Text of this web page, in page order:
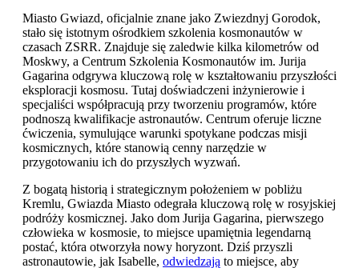
Miasto Gwiazd, oficjalnie znane jako Zwiezdnyj Gorodok,
stało się istotnym ośrodkiem szkolenia kosmonautów w
czasach ZSRR. Znajduje się zaledwie kilka kilometrów od
Moskwy, a Centrum Szkolenia Kosmonautów im. Jurija
Gagarina odgrywa kluczową rolę w kształtowaniu przyszłości
eksploracji kosmosu. Tutaj doświadczeni inżynierowie i
specjaliści współpracują przy tworzeniu programów, które
podnoszą kwalifikacje astronautów. Centrum oferuje liczne
ćwiczenia, symulujące warunki spotykane podczas misji
kosmicznych, które stanowią cenny narzędzie w
przygotowaniu ich do przyszłych wyzwań.
Z bogatą historią i strategicznym położeniem w pobliżu
Kremlu, Gwiazda Miasto odegrała kluczową rolę w rosyjskiej
podróży kosmicznej. Jako dom Jurija Gagarina, pierwszego
człowieka w kosmosie, to miejsce upamiętnia legendarną
postać, która otworzyła nowy horyzont. Dziś przyszli
astronautowie, jak Isabelle, odwiedzają to miejsce, aby